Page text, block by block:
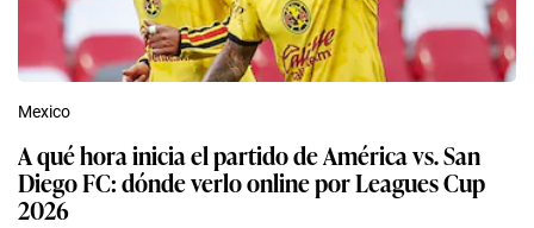
Mexico
A qué hora inicia el partido de América vs. San
Diego FC: dónde verlo online por Leagues Cup
2026